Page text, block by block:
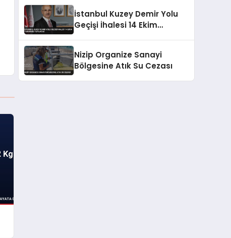
İstanbul Kuzey Demir Yolu
Geçişi İhalesi 14 Ekim
Nizip Organize Sanayi
Bölgesine Atık Su Cezası